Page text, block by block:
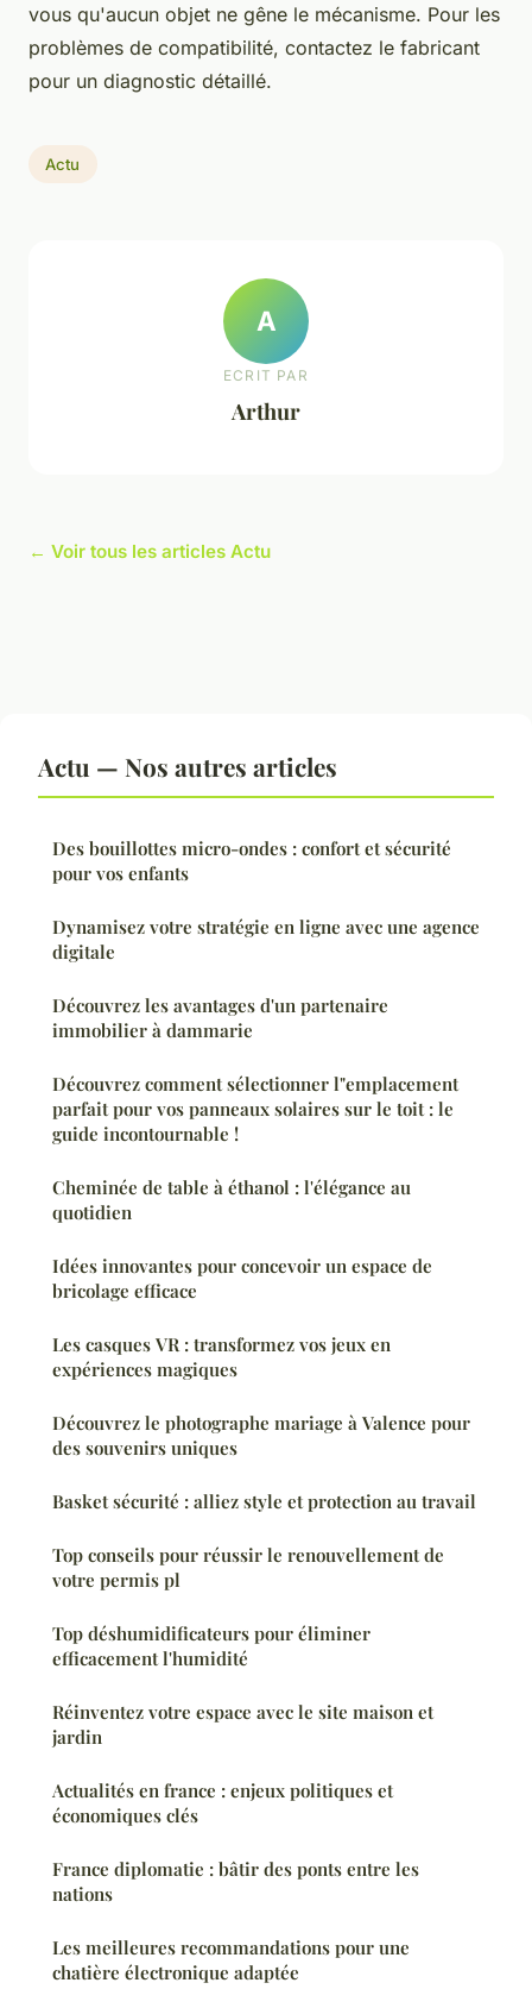
vous qu'aucun objet ne gêne le mécanisme. Pour les
problèmes de compatibilité, contactez le fabricant
pour un diagnostic détaillé.
Actu
A
ECRIT PAR
Arthur
← Voir tous les articles Actu
Actu — Nos autres articles
Des bouillottes micro-ondes : confort et sécurité
pour vos enfants
Dynamisez votre stratégie en ligne avec une agence
digitale
Découvrez les avantages d'un partenaire
immobilier à dammarie
Découvrez comment sélectionner l"emplacement
parfait pour vos panneaux solaires sur le toit : le
guide incontournable !
Cheminée de table à éthanol : l'élégance au
quotidien
Idées innovantes pour concevoir un espace de
bricolage efficace
Les casques VR : transformez vos jeux en
expériences magiques
Découvrez le photographe mariage à Valence pour
des souvenirs uniques
Basket sécurité : alliez style et protection au travail
Top conseils pour réussir le renouvellement de
votre permis pl
Top déshumidificateurs pour éliminer
efficacement l'humidité
Réinventez votre espace avec le site maison et
jardin
Actualités en france : enjeux politiques et
économiques clés
France diplomatie : bâtir des ponts entre les
nations
Les meilleures recommandations pour une
chatière électronique adaptée